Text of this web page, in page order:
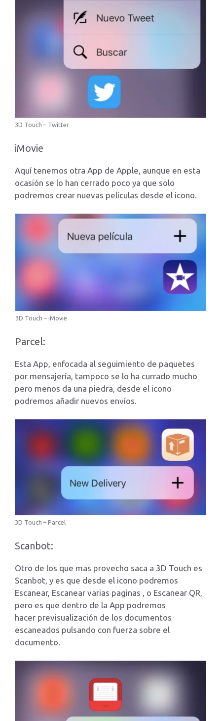
3D Touch – Twitter
iMovie
Aquí tenemos otra App de Apple, aunque en esta
ocasión se lo han cerrado poco ya que solo
podremos crear nuevas películas desde el icono.
3D Touch – iMovie
Parcel:
Esta App, enfocada al seguimiento de paquetes
por mensajería, tampoco se lo ha currado mucho
pero menos da una piedra, desde el icono
podremos añadir nuevos envíos.
3D Touch – Parcel
Scanbot:
Otro de los que mas provecho saca a 3D Touch es
Scanbot, y es que desde el icono podremos
Escanear, Escanear varias paginas , o Escanear QR,
pero es que dentro de la App podremos
hacer previsualización de los documentos
escaneados pulsando con fuerza sobre el
documento.